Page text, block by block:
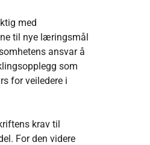
med
til nye læringsmål
ansvar å
som
for veiledere i
krav til
For den videre